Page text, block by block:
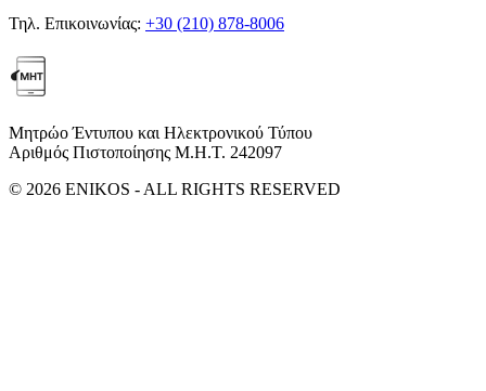
Τηλ. Επικοινωνίας: +30 (210) 878-8006
Μητρώο Έντυπου και Ηλεκτρονικού Τύπου
Αριθμός Πιστοποίησης Μ.Η.Τ. 242097
© 2026 ENIKOS - ALL RIGHTS RESERVED